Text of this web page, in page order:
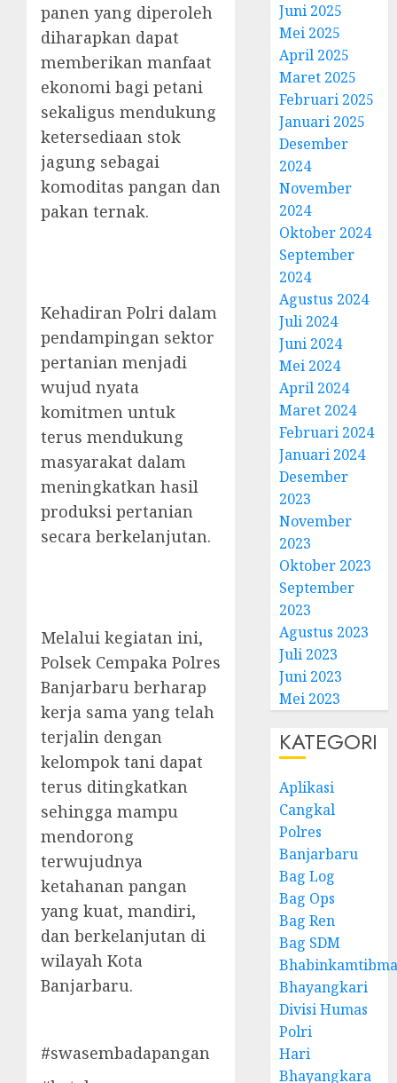
panen yang diperoleh
diharapkan dapat
memberikan manfaat
ekonomi bagi petani
sekaligus mendukung
ketersediaan stok
jagung sebagai
komoditas pangan dan
pakan ternak.
Kehadiran Polri dalam
pendampingan sektor
pertanian menjadi
wujud nyata
komitmen untuk
terus mendukung
masyarakat dalam
meningkatkan hasil
produksi pertanian
secara berkelanjutan.
Melalui kegiatan ini,
Polsek Cempaka Polres
Banjarbaru berharap
kerja sama yang telah
terjalin dengan
kelompok tani dapat
terus ditingkatkan
sehingga mampu
mendorong
terwujudnya
ketahanan pangan
yang kuat, mandiri,
dan berkelanjutan di
wilayah Kota
Banjarbaru.
#swasembadapangan
Juni 2025
Mei 2025
April 2025
Maret 2025
Februari 2025
Januari 2025
Desember
2024
November
2024
Oktober 2024
September
2024
Agustus 2024
Juli 2024
Juni 2024
Mei 2024
April 2024
Maret 2024
Februari 2024
Januari 2024
Desember
2023
November
2023
Oktober 2023
September
2023
Agustus 2023
Juli 2023
Juni 2023
Mei 2023
KATEGORI
Aplikasi
Cangkal
Polres
Banjarbaru
Bag Log
Bag Ops
Bag Ren
Bag SDM
Bhayangkari
Divisi Humas
Polri
Hari
Bhayangkara